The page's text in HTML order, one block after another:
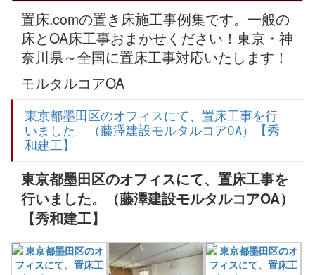
置床.comの置き床施工事例集です。一般の
床とOA床工事おまかせください！東京・神
奈川県～全国に置床工事対応いたします！
モルタルコアOA
東京都墨田区のオフィスにて、置床工事を行
いました。（藤澤建設モルタルコアOA）【秀
和建工】
東京都墨田区のオフィスにて、置床工事を
行いました。（藤澤建設モルタルコアOA）
【秀和建工】